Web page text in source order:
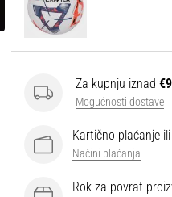
Za kupnju iznad
Mogućnosti dostave
Kartično plaćanje
Načini plaćanja
Rok za povrat